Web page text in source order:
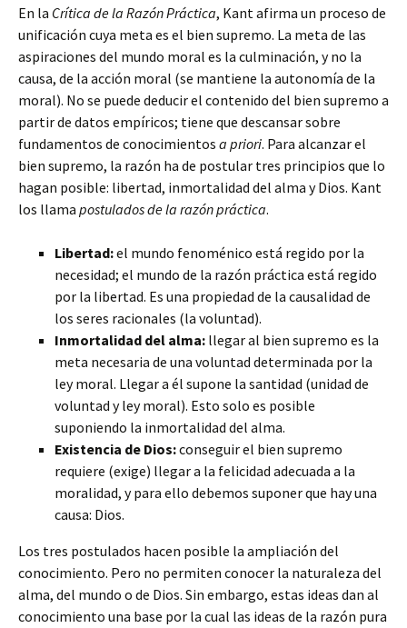
En la Crítica de la Razón Práctica, Kant afirma un proceso de
unificación cuya meta es el bien supremo. La meta de las
aspiraciones del mundo moral es la culminación, y no la
causa, de la acción moral (se mantiene la autonomía de la
moral). No se puede deducir el contenido del bien supremo a
partir de datos empíricos; tiene que descansar sobre
fundamentos de conocimientos a priori. Para alcanzar el
bien supremo, la razón ha de postular tres principios que lo
hagan posible: libertad, inmortalidad del alma y Dios. Kant
los llama postulados de la razón práctica.
Libertad:el mundo fenoménico está regido por la
necesidad; el mundo de la razón práctica está regido
por la libertad. Es una propiedad de la causalidad de
los seres racionales (la voluntad).
Inmortalidad del alma: llegar al bien supremo es la
meta necesaria de una voluntad determinada por la
ley moral. Llegar a él supone la santidad (unidad de
voluntad y ley moral). Esto solo es posible
suponiendo la inmortalidad del alma.
Existencia de Dios:conseguir el bien supremo
requiere (exige) llegar a la felicidad adecuada a la
moralidad, y para ello debemos suponer que hay una
causa: Dios.
Los tres postulados hacen posible la ampliación del
conocimiento. Pero no permiten conocer la naturaleza del
alma, del mundo o de Dios. Sin embargo, estas ideas dan al
conocimiento una base por la cual las ideas de la razón pura